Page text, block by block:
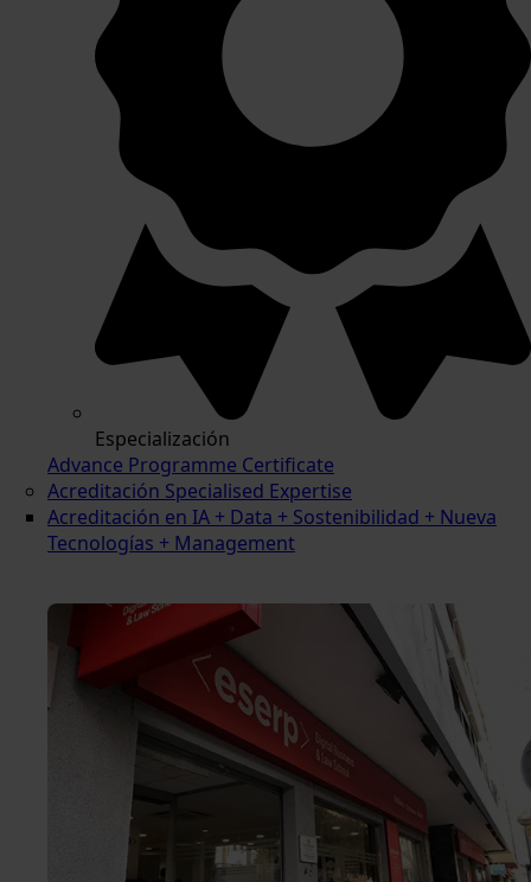
Especialización
Advance Programme Certificate
Acreditación Specialised Expertise
Acreditación en IA + Data + Sostenibilidad + Nueva
Tecnologías + Management